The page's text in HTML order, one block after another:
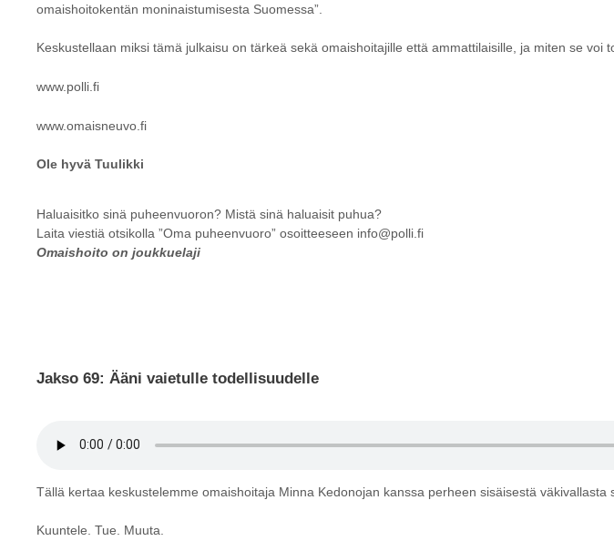
omaishoitokentän moninaistumisesta Suomessa”.
Keskustellaan miksi tämä julkaisu on tärkeä sekä omaishoitajille että ammattilaisille, ja miten se voi
www.polli.fi
www.omaisneuvo.fi
Ole hyvä Tuulikki
Haluaisitko sinä puheenvuoron? Mistä sinä haluaisit puhua?
Laita viestiä otsikolla ”Oma puheenvuoro” osoitteeseen info@polli.fi
Omaishoito on joukkuelaji
Jakso 69: Ääni vaietulle todellisuudelle
Tällä kertaa keskustelemme omaishoitaja Minna Kedonojan kanssa perheen sisäisestä väkivallasta
Kuuntele. Tue. Muuta.